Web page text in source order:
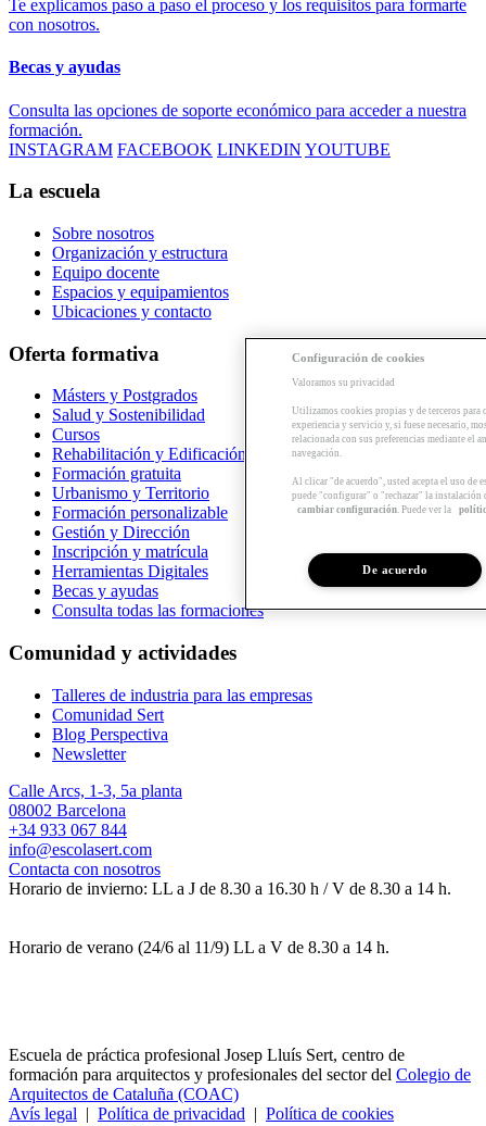
Te explicamos paso a paso el proceso y los requisitos para formarte
con nosotros.
Becas y ayudas
Consulta las opciones de soporte económico para acceder a nuestra
formación.
INSTAGRAM FACEBOOK LINKEDIN YOUTUBE
La escuela
Sobre nosotros
Organización y estructura
Equipo docente
Espacios y equipamientos
Ubicaciones y contacto
Oferta formativa
Másters y Postgrados
Salud y Sostenibilidad
Cursos
Rehabilitación y Edificación
Formación gratuita
Urbanismo y Territorio
Formación personalizable
Gestión y Dirección
Inscripción y matrícula
Herramientas Digitales
Becas y ayudas
Consulta todas las formaciones
Comunidad y actividades
Talleres de industria para las empresas
Comunidad Sert
Blog Perspectiva
Newsletter
Calle Arcs, 1-3, 5a planta
08002 Barcelona
+34 933 067 844
info@escolasert.com
Contacta con nosotros
Horario de invierno: LL a J de 8.30 a 16.30 h / V de 8.30 a 14 h.
Horario de verano (24/6 al 11/9) LL a V de 8.30 a 14 h.
Escuela de práctica profesional Josep Lluís Sert, centro de
formación para arquitectos y profesionales del sector del Colegio de
Arquitectos de Cataluña (COAC)
Avís legal | Política de privacidad | Política de cookies
Configuración de cookies
Valoramos su privacidad
Utilizamos cookies propias y de terceros para
experiencia y servicio y, si fuese necesario,
relacionada con sus preferencias mediante el
navegación.
Al clicar "de acuerdo", usted acepta el uso de
puede "configurar" o "rechazar" la instalación
cambiar configuración. Puede ver la
De acuerdo